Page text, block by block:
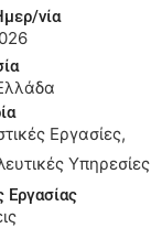
νία
Εργασίες
Υπηρεσίες
Eργασίας